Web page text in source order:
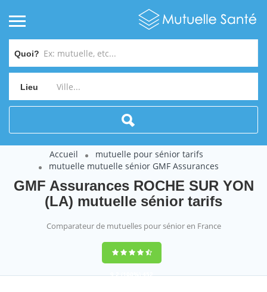
Quoi?
Lieu
Accueil
mutuelle pour sénior tarifs
mutuelle mutuelle sénior GMF Assurances
GMF Assurances ROCHE SUR YON
(LA) mutuelle sénior tarifs
Comparateur de mutuelles pour sénior en France
9,2(100%)452